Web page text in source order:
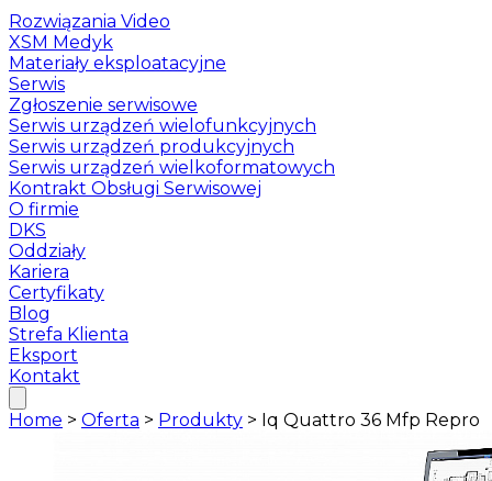
Rozwiązania Video
XSM Medyk
Materiały eksploatacyjne
Serwis
Zgłoszenie serwisowe
Serwis urządzeń wielofunkcyjnych
Serwis urządzeń produkcyjnych
Serwis urządzeń wielkoformatowych
Kontrakt Obsługi Serwisowej
O firmie
DKS
Oddziały
Kariera
Certyfikaty
Blog
Strefa Klienta
Eksport
Kontakt
Home > Oferta > Produkty > Iq Quattro 36 Mfp Repro